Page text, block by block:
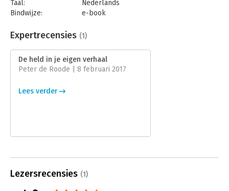
Taal:
Nederlands
Bindwijze:
e-book
Bestandsformaat:
epub
Uitgever:
Warden Press
Druk:
1
Verschijningsdatum:
18-9-2015
Hoofdrubriek:
Expertrecensies (1)
De held in je eigen verhaal
Peter de Roode | 8 februari 2017
Lees verder
Lezersrecensies (1)